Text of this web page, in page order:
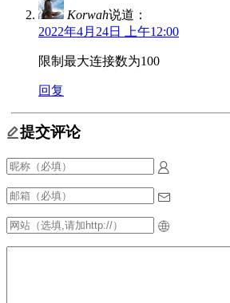
Korwah说道：
2022年4月24日 上午12:00
限制最大连接数为100
回复
提交评论